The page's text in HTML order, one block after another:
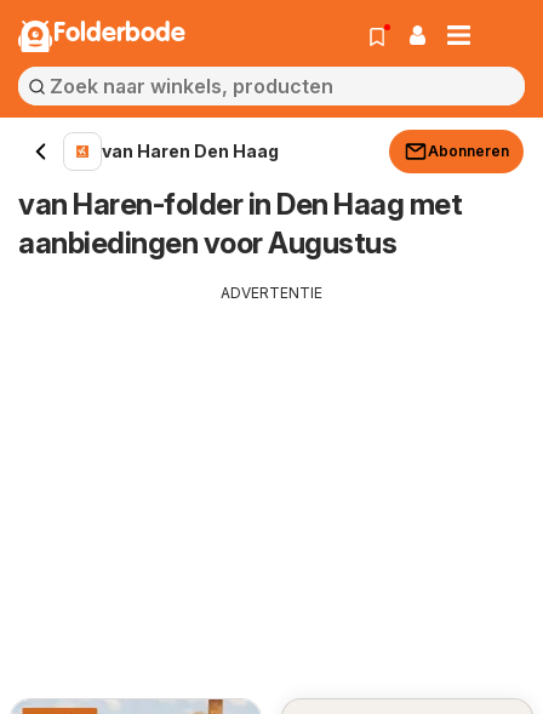
Folderbode
van Haren Den Haag Abonneren
van Haren-folder in Den Haag met
aanbiedingen voor Augustus
ADVERTENTIE